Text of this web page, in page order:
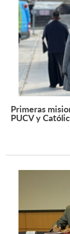
Primeras
PUCV y